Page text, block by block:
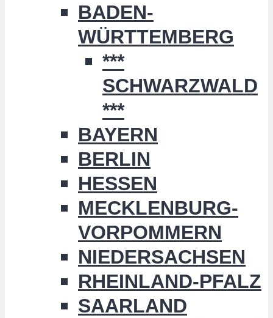
BADEN-
WÜRTTEMBERG
***
SCHWARZWALD
***
BAYERN
BERLIN
HESSEN
MECKLENBURG-
VORPOMMERN
NIEDERSACHSEN
RHEINLAND-PFALZ
SAARLAND